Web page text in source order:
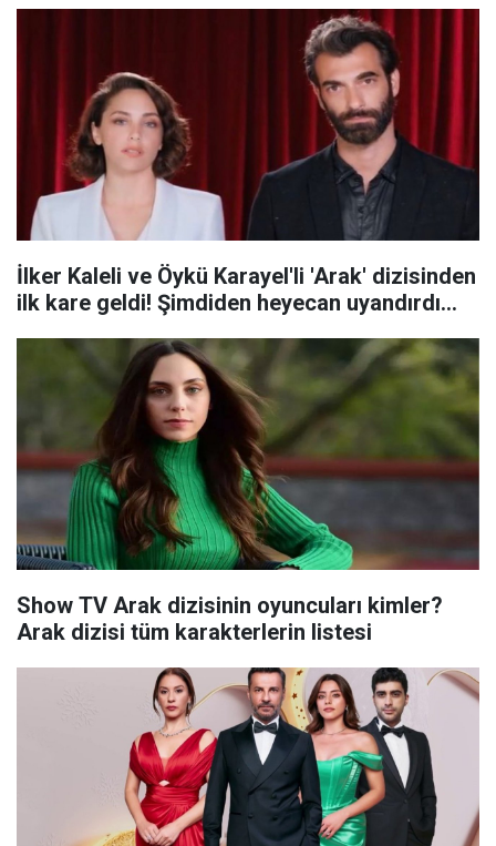
İlker Kaleli ve Öykü Karayel'li 'Arak' dizisinden
ilk kare geldi! Şimdiden heyecan uyandırdı...
Show TV Arak dizisinin oyuncuları kimler?
Arak dizisi tüm karakterlerin listesi